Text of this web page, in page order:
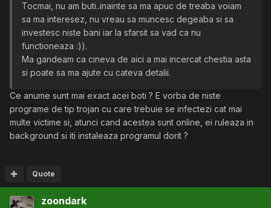
Tocmai, nu am buti..inainte sa ma apuc de treaba voiam
sa ma interesez, nu vreau sa muncesc degeaba si sa
investesc niste bani iar la sfarsit sa vad ca nu
functioneaza :)).
Ma gandeam ca cineva de aici a mai incercat chestia asta
si poate sa ma ajute cu cateva detalii.
Ce anume sunt mai exact acei boti ? E vorba de niste
programe de tip trojan cu care trebuie se infectezi cat mai
multe victime si, atunci cand acestea sunt online, ei ruleaza in
background si iti instaleaza programul dorit ?
Quote
zoondark